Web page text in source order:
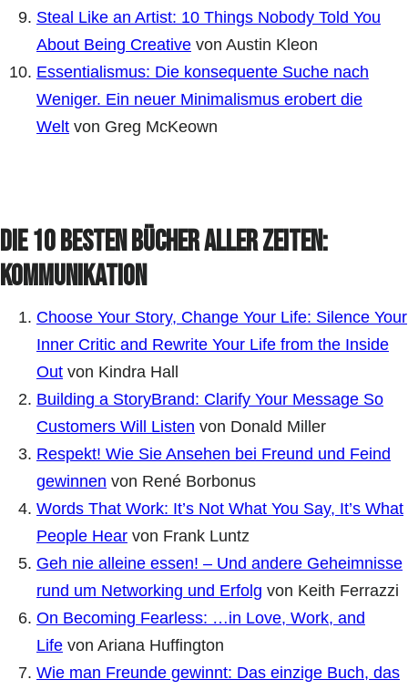
Steal Like an Artist: 10 Things Nobody Told You
About Being Creative von Austin Kleon
Essentialismus: Die konsequente Suche nach
Weniger. Ein neuer Minimalismus erobert die
Welt von Greg McKeown
Die 10 besten Bücher aller Zeiten:
Kommunikation
Choose Your Story, Change Your Life: Silence Your
Inner Critic and Rewrite Your Life from the Inside
Out von Kindra Hall
Building a StoryBrand: Clarify Your Message So
Customers Will Listen von Donald Miller
Respekt! Wie Sie Ansehen bei Freund und Feind
gewinnen von René Borbonus
Words That Work: It’s Not What You Say, It’s What
People Hear von Frank Luntz
Geh nie alleine essen! – Und andere Geheimnisse
rund um Networking und Erfolg von Keith Ferrazzi
On Becoming Fearless: …in Love, Work, and
Life von Ariana Huffington
Wie man Freunde gewinnt: Das einzige Buch, das